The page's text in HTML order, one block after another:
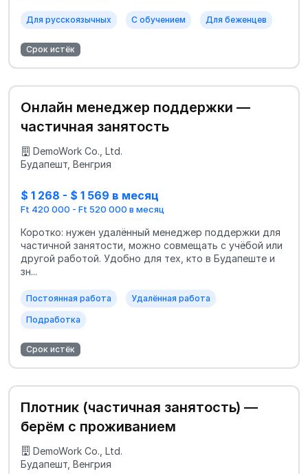
Для русскоязычных С обучением Для беженцев
Срок истёк
Онлайн менеджер поддержки —
частичная занятость
DemoWork Co., Ltd.
Будапешт, Венгрия
$ 1 268 - $ 1 569 в месяц
Ft 420 000 - Ft 520 000 в месяц
Коротко: нужен удалённый менеджер поддержки для
частичной занятости, можно совмещать с учёбой или
другой работой. Удобно для тех, кто в Будапеште и
зн...
Постоянная работа Удалённая работа
Подработка
Срок истёк
Плотник (частичная занятость) —
берём с проживанием
DemoWork Co., Ltd.
Будапешт, Венгрия